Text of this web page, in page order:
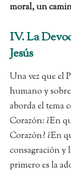
moral, un
IV. La
Jesús
Una vez que el
humano y
aborda el tema
Corazón: ¿En
Corazón? ¿En
consagración y
primero es la